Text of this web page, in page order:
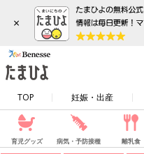
×
TOP 妊娠・出産
育児グッズ 病気・予防接種 離乳食